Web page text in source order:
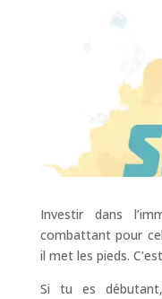
Investir dans
combattant pour
il met les pieds.
Si tu es